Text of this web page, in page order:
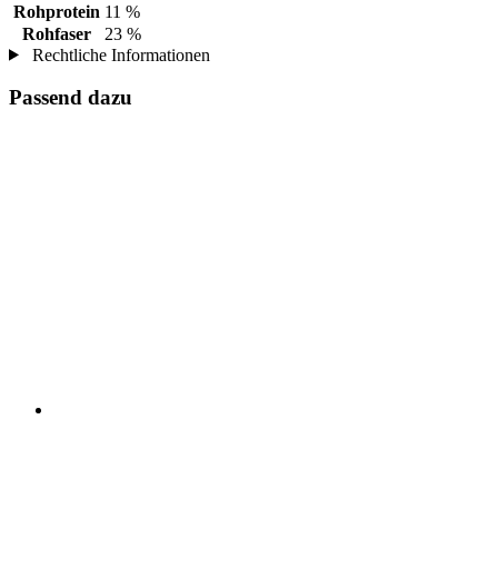
Rohprotein 11 %
Rohfaser
23 %
Rechtliche Informationen
Passend dazu